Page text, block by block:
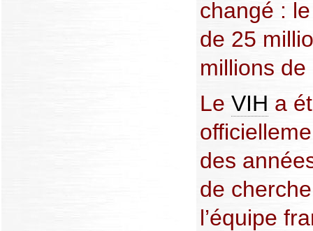
changé :
de 25
millions
Le VIH a
des
de
l’équipe